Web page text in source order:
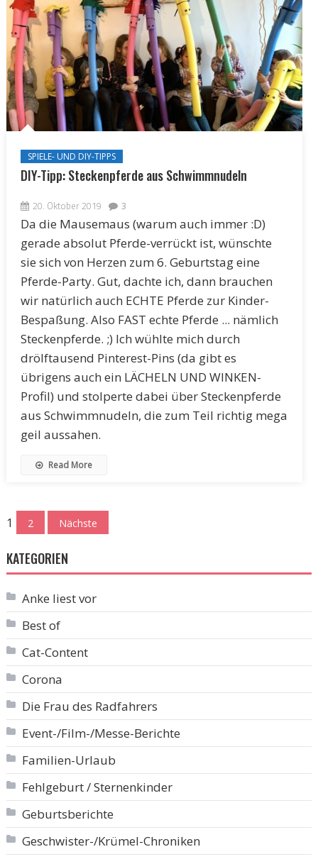
SPIELE- UND DIY-TIPPS
DIY-Tipp: Steckenpferde aus Schwimmnudeln
20. Oktober 2019 3
Da die Mausemaus (warum auch immer :D)
gerade absolut Pferde-verrückt ist, wünschte
sie sich von Herzen zum 6. Geburtstag eine
Pferde-Party. Gut, dachte ich, dann brauchen
wir natürlich auch ECHTE Pferde zur Kinder-
Bespaßung. Also FAST echte Pferde ... nämlich
Steckenpferde. ;) Ich wühlte mich durch
drölftausend Pinterest-Pins (da gibt es
übrigens auch ein LÄCHELN UND WINKEN-
Profil) und stolperte dabei über Steckenpferde
aus Schwimmnudeln, die zum Teil richtig mega
geil aussahen.
Read More
Seitennummerierung
Beiträge
1 2 Nächste
KATEGORIEN
Anke liest vor
Best of
Cat-Content
Corona
Die Frau des Radfahrers
Event-/Film-/Messe-Berichte
Familien-Urlaub
Fehlgeburt / Sternenkinder
Geburtsberichte
Geschwister-/Krümel-Chroniken